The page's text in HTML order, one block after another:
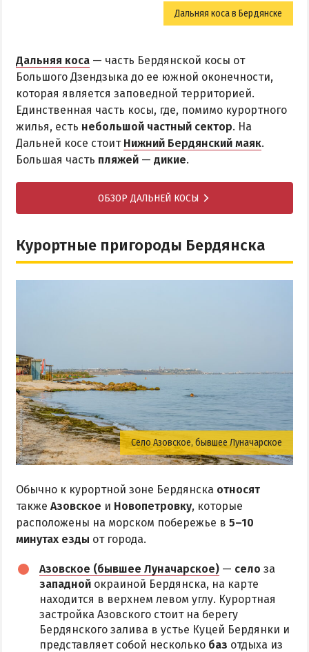
Дальняя коса в Бердянске
Дальняя коса — часть Бердянской косы от
Большого Дзендзыка до ее южной оконечности,
которая является заповедной территорией.
Единственная часть косы, где, помимо курортного
жилья, есть небольшой частный сектор. На
Дальней косе стоит Нижний Бердянский маяк.
Большая часть пляжей — дикие.
ОБЗОР ДАЛЬНЕЙ КОСЫ
Курортные пригороды Бердянска
Село Азовское, бывшее Луначарское
Обычно к курортной зоне Бердянска относят
также Азовское и Новопетровку, которые
расположены на морском побережье в 5–10
минутах езды от города.
Азовское (бывшее Луначарское) — село за
западной окраиной Бердянска, на карте
находится в верхнем левом углу. Курортная
застройка Азовского стоит на берегу
Бердянского залива в устье Куцей Бердянки и
представляет собой несколько баз отдыха из